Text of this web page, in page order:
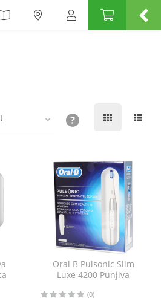
Oral B Pulsonic Slim
Luxe 4200 Punjiva
(0)